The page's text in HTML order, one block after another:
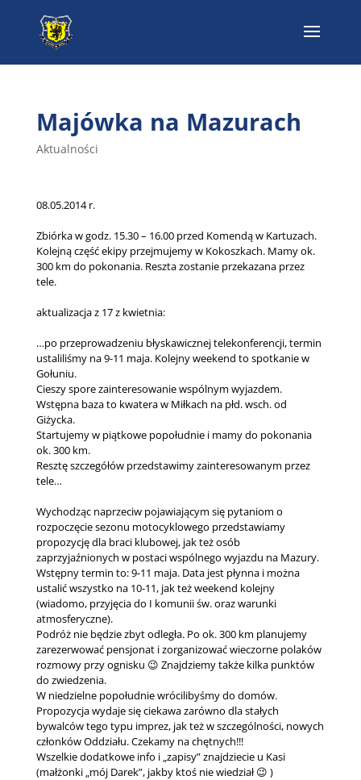
Majówka na Mazurach
Aktualności
08.05.2014 r.
Zbiórka w godz. 15.30 – 16.00 przed Komendą w Kartuzach.
Kolejną część ekipy przejmujemy w Kokoszkach. Mamy ok.
300 km do pokonania. Reszta zostanie przekazana przez
tele.
aktualizacja z 17 z kwietnia:
…po przeprowadzeniu błyskawicznej telekonferencji, termin
ustaliliśmy na 9-11 maja. Kolejny weekend to spotkanie w
Gołuniu.
Cieszy spore zainteresowanie wspólnym wyjazdem.
Wstępna baza to kwatera w Miłkach na płd. wsch. od
Giżycka.
Startujemy w piątkowe popołudnie i mamy do pokonania
ok. 300 km.
Resztę szczegółów przedstawimy zainteresowanym przez
tele…
Wychodząc naprzeciw pojawiającym się pytaniom o
rozpoczęcie sezonu motocyklowego przedstawiamy
propozycję dla braci klubowej, jak też osób
zaprzyjaźnionych w postaci wspólnego wyjazdu na Mazury.
Wstępny termin to: 9-11 maja. Data jest płynna i można
ustalić wszystko na 10-11, jak też weekend kolejny
(wiadomo, przyjęcia do I komunii św. oraz warunki
atmosferyczne).
Podróż nie będzie zbyt odległa. Po ok. 300 km planujemy
zarezerwować pensjonat i zorganizować wieczorne polaków
rozmowy przy ognisku 😉 Znajdziemy także kilka punktów
do zwiedzenia.
W niedzielne popołudnie wrócilibyśmy do domów.
Propozycja wydaje się ciekawa zarówno dla stałych
bywalców tego typu imprez, jak też w szczególności, nowych
członków Oddziału. Czekamy na chętnych!!!
Wszelkie dodatkowe info i „zapisy” znajdziecie u Kasi
(małżonki „mój Darek”, jakby ktoś nie wiedział 😉 )